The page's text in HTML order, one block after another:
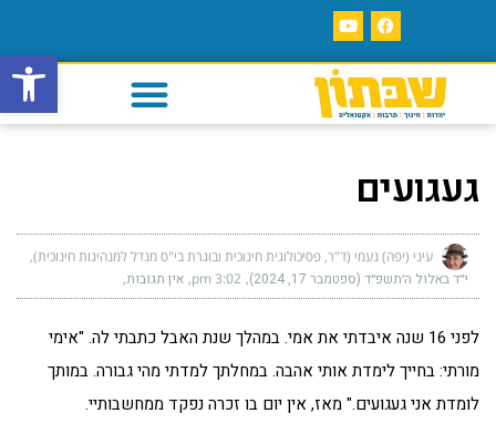
פתח
געגועים
עיני (יפה) נעמי (ד"ר, פסיכולוגית חינוכית ובוגרת בי"ס מנדל למנהיגות חינוכית)
י״ד באלול ה׳תשפ״ד (ספטמבר 17, 2024) 3:02 pm אין תגובות
לפני 16 שנה איבדתי את אמי. במהלך שנת האבל כתבתי לה. "אימי
מורתי: בחייך לימדת אותי אהבה. במחלתך למדתי מהי גבורה. במותך
לומדת אני געגועים." מאז, אין יום בו זכרה נפקד ממחשבותיי.